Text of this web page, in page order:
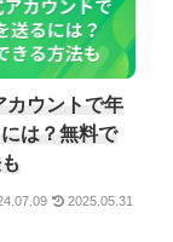
カウントで年
は？無料で
2025.05.31